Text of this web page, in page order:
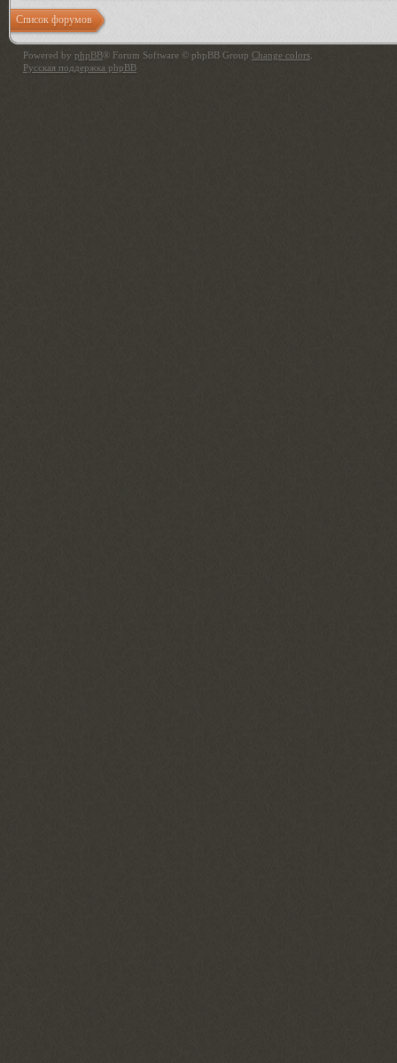
Список форумов
Powered by phpBB® Forum Software © phpBB Group Change colors
Русская поддержка phpBB